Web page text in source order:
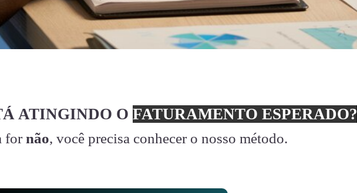
ATINGINDO O FATURAMENTO ESPERADO?
for não, você precisa conhecer o nosso método.